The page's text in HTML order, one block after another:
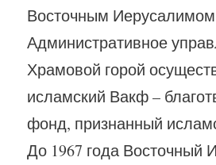
Восточным
Административное
Храмовой горой
исламский Вакф –
фонд, признанный
До 1967 года Восточный